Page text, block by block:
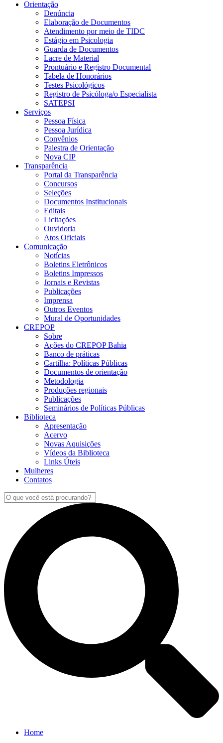
Orientação
Denúncia
Elaboração de Documentos
Atendimento por meio de TIDC
Estágio em Psicologia
Guarda de Documentos
Lacre de Material
Prontuário e Registro Documental
Tabela de Honorários
Testes Psicológicos
Registro de Psicóloga/o Especialista
SATEPSI
Serviços
Pessoa Física
Pessoa Jurídica
Convênios
Palestra de Orientação
Nova CIP
Transparência
Portal da Transparência
Concursos
Seleções
Documentos Institucionais
Editais
Licitações
Ouvidoria
Atos Oficiais
Comunicação
Notícias
Boletins Eletrônicos
Boletins Impressos
Jornais e Revistas
Publicações
Imprensa
Outros Eventos
Mural de Oportunidades
CREPOP
Sobre
Ações do CREPOP Bahia
Banco de práticas
Cartilha: Políticas Públicas
Documentos de orientação
Metodologia
Produções regionais
Publicações
Seminários de Políticas Públicas
Biblioteca
Apresentação
Acervo
Novas Aquisições
Vídeos da Biblioteca
Links Úteis
Mulheres
Contatos
Home